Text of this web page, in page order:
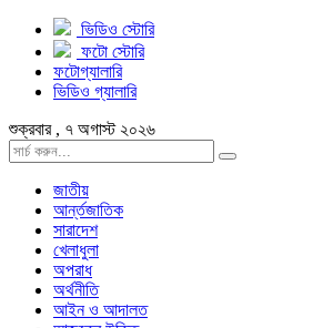
ভিডিও স্টোরি
ফটো স্টোরি
ফটোগ্যালারি
ভিডিও গ্যালারি
শুক্রবার , ৭ অগাস্ট ২০২৬
জাতীয়
আর্ন্তজাতিক
সারাদেশ
খেলাধুলা
অপরাধ
অর্থনীতি
আইন ও আদালত